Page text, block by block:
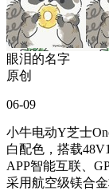
眼泪的名字
原创
06-09
小牛电动Y芝士
白配色，搭载
APP智能互联、
采用航空级镁合